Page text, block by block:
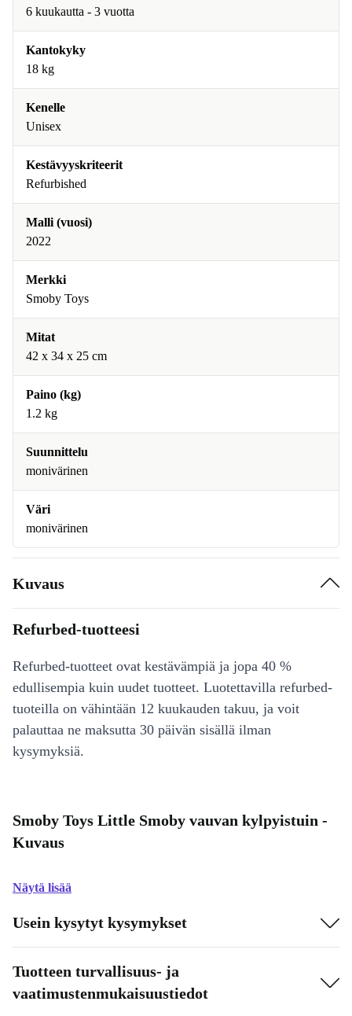
6 kuukautta - 3 vuotta
Kantokyky
18 kg
Kenelle
Unisex
Kestävyyskriteerit
Refurbished
Malli (vuosi)
2022
Merkki
Smoby Toys
Mitat
42 x 34 x 25 cm
Paino (kg)
1.2 kg
Suunnittelu
monivärinen
Väri
monivärinen
Kuvaus
Refurbed-tuotteesi
Refurbed-tuotteet ovat kestävämpiä ja jopa 40 %
edullisempia kuin uudet tuotteet. Luotettavilla refurbed-
tuoteilla on vähintään 12 kuukauden takuu, ja voit
palauttaa ne maksutta 30 päivän sisällä ilman
kysymyksiä.
Smoby Toys Little Smoby vauvan kylpyistuin -
Kuvaus
Näytä lisää
Usein kysytyt kysymykset
Tuotteen turvallisuus- ja
vaatimustenmukaisuustiedot